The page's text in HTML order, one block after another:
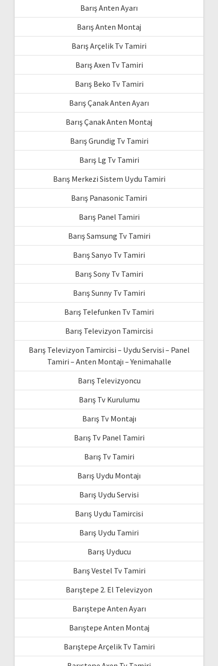
Barış Anten Ayarı
Barış Anten Montaj
Barış Arçelik Tv Tamiri
Barış Axen Tv Tamiri
Barış Beko Tv Tamiri
Barış Çanak Anten Ayarı
Barış Çanak Anten Montaj
Barış Grundig Tv Tamiri
Barış Lg Tv Tamiri
Barış Merkezi Sistem Uydu Tamiri
Barış Panasonic Tamiri
Barış Panel Tamiri
Barış Samsung Tv Tamiri
Barış Sanyo Tv Tamiri
Barış Sony Tv Tamiri
Barış Sunny Tv Tamiri
Barış Telefunken Tv Tamiri
Barış Televizyon Tamircisi
Barış Televizyon Tamircisi – Uydu Servisi – Panel
Tamiri – Anten Montajı – Yenimahalle
Barış Televizyoncu
Barış Tv Kurulumu
Barış Tv Montajı
Barış Tv Panel Tamiri
Barış Tv Tamiri
Barış Uydu Montajı
Barış Uydu Servisi
Barış Uydu Tamircisi
Barış Uydu Tamiri
Barış Uyducu
Barış Vestel Tv Tamiri
Barıştepe 2. El Televizyon
Barıştepe Anten Ayarı
Barıştepe Anten Montaj
Barıştepe Arçelik Tv Tamiri